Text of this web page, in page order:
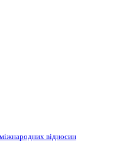
міжнародних відносин